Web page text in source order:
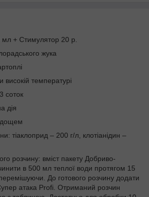
+ Стимулятор 20 р.
жука
температурі
соток
дія
дощем
тіаклоприд – 200 г/л, клотіанідин –
розчину: вміст пакету Добриво-
в 500 мл теплої води протягом 15
До готового розчину додати
атака Profi. Отриманий розчин